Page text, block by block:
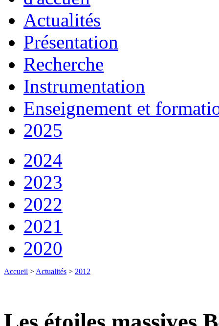
Actualités
Présentation
Recherche
Instrumentation
Enseignement et
2025
2024
2023
2022
2021
2020
Accueil > Actualités > 2012